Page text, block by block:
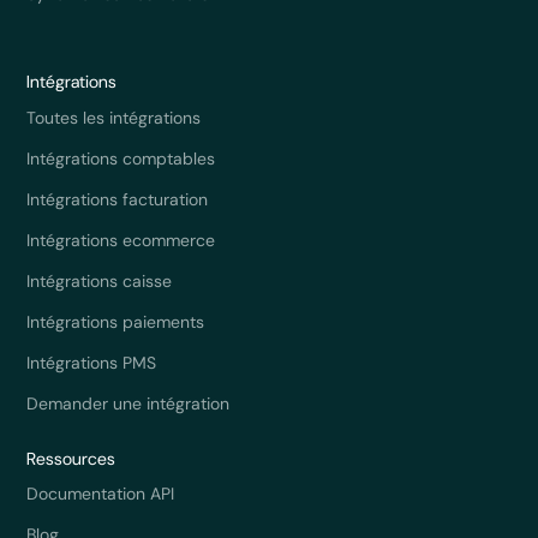
Intégrations
Toutes les intégrations
Intégrations comptables
Intégrations facturation
Intégrations ecommerce
Intégrations caisse
Intégrations paiements
Intégrations PMS
Demander une intégration
Ressources
Documentation API